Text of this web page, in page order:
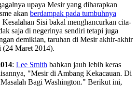
upaya Mesir yang diharapkan
akan berdampak pada tumbuhnya
Kesalahan Sisi bakal menghancurkan cita-
saja di negerinya sendiri tetapi juga
demikian, taruhan di Mesir akhir-akhir
(24 Maret 2014).
: Lee Smith bahkan jauh lebih keras
"Mesir di Ambang Kekacauan. Di
Bagi Washington." Berikut ini,